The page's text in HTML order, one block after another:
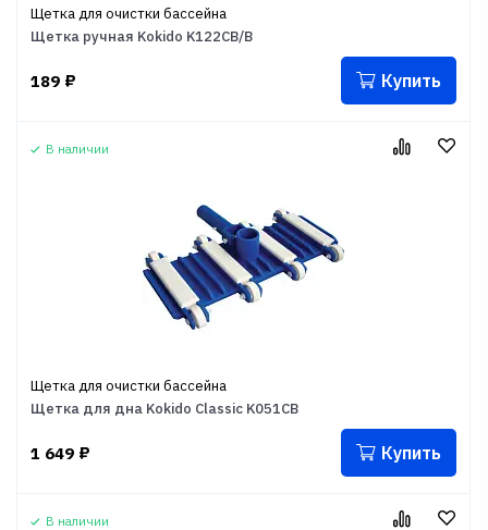
Щетка для очистки бассейна
Щетка ручная Kokido K122CB/B
189 ₽ Купить
В наличии
Щетка для очистки бассейна
Щетка для дна Kokido Classic K051CB
1 649 ₽ Купить
В наличии